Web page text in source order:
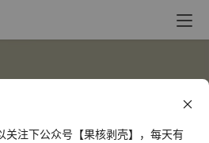
关注下公众号【果核剥壳】，每天有